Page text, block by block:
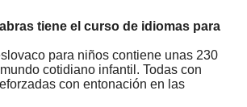
tiene el curso de idiomas para
para niños contiene unas 230
cotidiano infantil. Todas con
con entonación en las